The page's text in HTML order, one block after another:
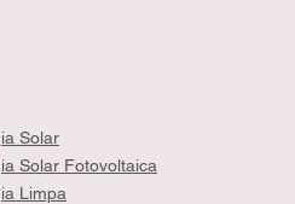
Solar
Solar Fotovoltaica
Limpa